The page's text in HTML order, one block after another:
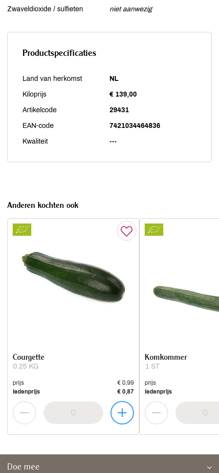
Zwaveldioxide / sulfieten
niet aanwezig
Productspecificaties
Land van herkomst NL
Kiloprijs € 139,00
Artikelcode 29431
EAN-code 7421034464836
Kwaliteit ---
Anderen kochten ook
0.25 KG
Courgette
prijs
€ 0,99
ledenprijs
€ 0,87
1 ST
Komkommer
prijs
ledenprijs
Doe mee